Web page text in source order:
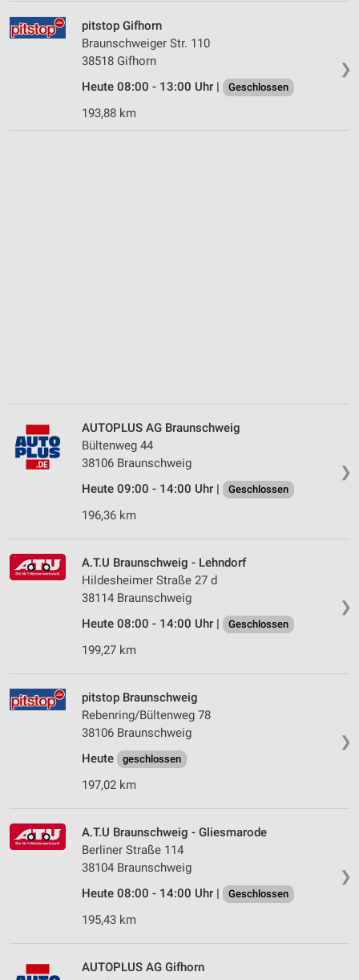
❯
pitstop Gifhorn
Braunschweiger Str. 110
38518 Gifhorn
Heute 08:00 - 13:00 Uhr |
Geschlossen
193,88 km
❯
AUTOPLUS AG Braunschweig
Bültenweg 44
38106 Braunschweig
Heute 09:00 - 14:00 Uhr |
Geschlossen
196,36 km
❯
A.T.U Braunschweig - Lehndorf
Hildesheimer Straße 27 d
38114 Braunschweig
Heute 08:00 - 14:00 Uhr |
Geschlossen
199,27 km
❯
pitstop Braunschweig
Rebenring/Bültenweg 78
38106 Braunschweig
Heute
geschlossen
197,02 km
❯
A.T.U Braunschweig - Gliesmarode
Berliner Straße 114
38104 Braunschweig
Heute 08:00 - 14:00 Uhr |
Geschlossen
195,43 km
AUTOPLUS AG Gifhorn